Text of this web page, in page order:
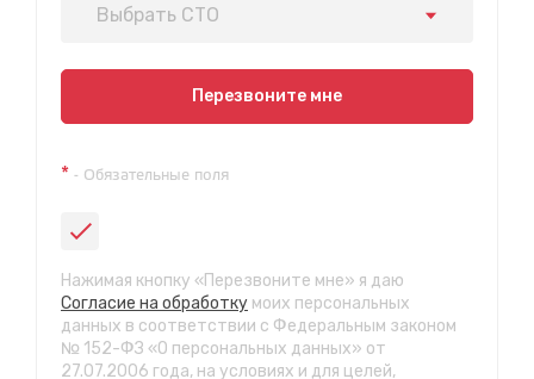
Выбрать СТО
Показать на карте
ул. Пригородная 1/1 (при выезде из города в сторону
СТО "Байкальская"
ул.Байкальская, 58г
с 7.00 до 23.30, без выходных
Перезвоните мне
* - Обязательные поля
Нажимая кнопку «Перезвоните мне» я даю
Согласие на обработку моих персональных
данных в соответствии с Федеральным законом
№ 152-ФЗ «О персональных данных» от
27.07.2006 года, на условиях и для целей,